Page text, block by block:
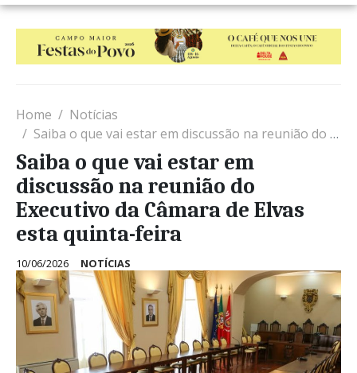
Home
Notícias
Saiba o que vai estar em discussão na reunião do Executivo da Câmara de Elvas esta quinta-feira
Saiba o que vai estar em
discussão na reunião do
Executivo da Câmara de Elvas
esta quinta-feira
10/06/2026 NOTÍCIAS